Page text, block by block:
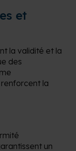
et
la validité et la
des
la
un